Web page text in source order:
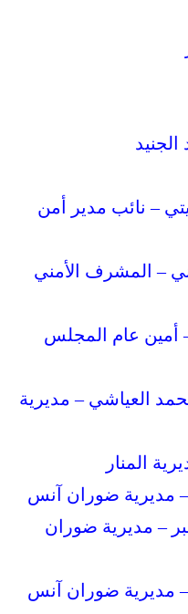
– نائب مدير أمن
– المشرف الأمني
– أمين عام المجلس
العياشي – مديرية
– مديرية ضوران